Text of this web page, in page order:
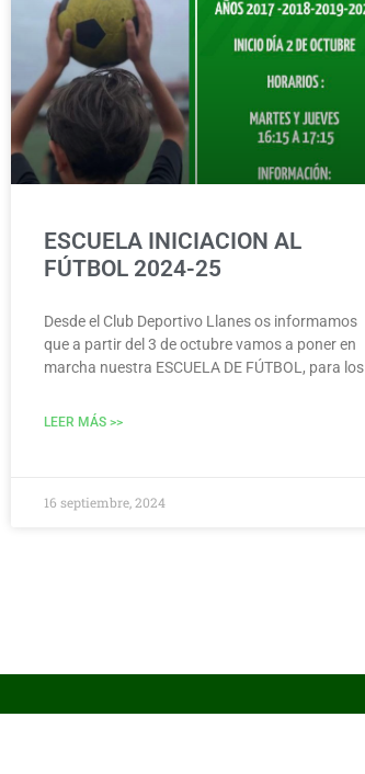
ESCUELA INICIACION AL
FÚTBOL 2024-25
Desde el Club Deportivo Llanes os informamos
que a partir del 3 de octubre vamos a poner en
marcha nuestra ESCUELA DE FÚTBOL, para los
LEER MÁS >>
16 septiembre, 2024